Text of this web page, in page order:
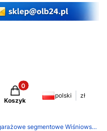
Produkty w koszyku: 0.
Koszyk
polski zł
Bramy garażowe segmentowe Wiśniowski Unipro